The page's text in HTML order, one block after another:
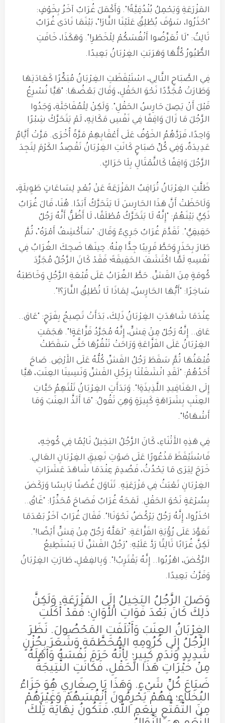
المَزْرَعَةِ وَيَحْمِلُ بُنْدُقِيَّةً!". وَأَكْمَلَ غُرَابٌ آخَرُ بِخَوْفٍ:
"احْذَرُوا، سَوْفَ يُطْلِقُ عَلَيْنَا النَّارَ!"، بَيْنَمَا نَادَى غُرَابٌ
ثَالِثٌ: "لَا تُعَرِّضُوا أَنْفُسَكُمْ لِلْخَطَرِ!". وَهَكَذَا، خَافَتِ
الطُّيُورُ كُلُّهَا وَهَرَبَتِ الغِرْبَانُ بَعِيدًا.
فِي الصَّبَاحِ التَّالِي، اسْتَيْقَظَتِ الغِرْبَانُ مُبَكِّرًا كَعَادَتِهَا
وَطَارَتْ مُجَدَّدًا نَحْوَ الحَقْلِ، وَقَالَ بَعْضُهَا: "هَيَّا نُسْرِعُ
قَبْلَ أَنْ يَصِلَ حَارِسُ الحَقْلِ". وَلَكِنْ لِلْمُفَاجَئَةِ، وَجَدُوا
الرَّجُلَ مَا زَالَ وَاقِفًا فِي نَفْسِ مَكَانِهِ، لَمْ يَتَحَرَّكْ شِبْرًا
وَاحِدًا، فَرَدَّهُمُ الخَوْفُ عَلَى أَعْقَابِهِمْ مَرَّةً أُخْرَى. مَرَّتْ أَيَّامٌ
عَدِيدَةٌ، وَفِي كُلِّ صَبَاحٍ كَانَتِ الغِرْبَانُ تَقْصِدُ الكَرْمَ لِتَجِدَ
الرَّجُلَ وَاقِفًا كَالتَّمْثَالِ بِلَا حَرَاكٍ.
ظَلَّتِ الغِرْبَانُ تُرَاقِبُ المَزْرَعَةَ عَنْ بُعْدٍ لِسَاعَاتٍ طَوِيلَةٍ،
وَلَاحَظَتْ أَنَّ هَذَا الحَارِسَ لَا يَتَحَرَّكُ أَبَدًا. هُنَا، قَالَ غُرَابٌ
ذَكِيٌّ بَيْنَهُمْ: "إِنَّهُ لَا يَتَحَرَّكُ مُطْلَقًا، لَا أَظُنُّ أَنَّهُ رَجُلٌ
حَقِيقِيٌّ". تَقَدَّمَ غُرَابٌ جَرِيءٌ وَقَالَ: "سَأَكْشِفُ أَمْرَهُ"، ثُمَّ
طَارَ بِحَذَرٍ وَحَطَّ قَرِيبًا جِدًّا مِنْهُ. حِينَهَا ضَحِكَ الغُرَابُ فِي
نَفْسِهِ لَمَّا اكْتَشَفَ الحَقِيقَةَ؛ فَقَدْ كَانَ الرَّجُلُ مُجَرَّدَ
كُومَةٍ مِنَ القَشِّ. حَطَّ الغُرَابُ عَلَى قُبْعَةِ الرَّجُلِ وَخَاطَبَهُ
سَاخِرًا: "أَيُّهَا الحَارِسُ، لِمَاذَا لَا تُطْلِقُ النَّارَ؟!".
عِنْدَمَا شَاهَدَتِ الغِرْبَانُ ذَلِكَ، بَدَأَتْ تَصِيحُ بِفَرَحٍ: "عَاق..
عَاق.. إِنَّهُ رَجُلٌ مِنْ قِشٍّ، إِنَّهُ مُجَرَّدُ فَزَّاعَةٍ!". هَجَمَتِ
الغِرْبَانُ عَلَى الفَزَّاعَةِ وَرَاحَتْ تَنْقُرُهَا حَتَّى سَقَطَتْ
قُبْعَتُهَا ثُمَّ سَقَطَ رَجُلُ القَشِّ كُلُّهُ عَلَى الأَرْضِ. صَاحَ
أَحَدُهُمْ: "لَقَدِ انْشَغَلْنَا بِرَجُلِ القَشِّ وَنَسِينَا العِنَبَ، هَيَّا
إِلَى العَنَاقِيدِ اللَّذِيذَةِ!". وَبَدَأَتِ الغِرْبَانُ تَلْتَهِمُ حَبَّاتِ
العِنَبِ بِشَرَاهَةٍ كَبِيرَةٍ وَهِيَ تَقُولُ: "مَا أَلَذَّ العِنَبَ وَمَا
أَشْهَاهُ!".
فِي هَذِهِ الأَثْنَاءِ، كَانَ الرَّجُلُ البَخِيلُ نَائِمًا فِي كُوخِهِ،
فَاسْتَيْقَظَ مَذْعُورًا عَلَى صَوْتِ نَعِيقِ الغِرْبَانِ العَالِي.
خَرَجَ لِيَرَى مَا يَحْدُثُ، فَصُدِمَ عِنْدَمَا شَاهَدَ عَشَرَاتِ
الغِرْبَانِ تَعْبَثُ فِي مَزْرَعَتِهِ. تَنَاوَلَ غُصْنًا يَابِسًا وَرَكَضَ
بِسُرْعَةٍ نَحْوَ الحَقْلِ. لَمَحَهُ غُرَابٌ فَصَاحَ مُحَذِّرًا: "غَاقْ..
احْذَرُوا، إِنَّهُ رَجُلٌ يَرْكُضُ نَحْوَنَا!". فَقَالَ غُرَابٌ آخَرُ بَعْدَمَا
تَعَوَّدَ عَلَى رُؤْيَةِ الفَزَّاعَةِ: "لَعَلَّهُ رَجُلٌ مِنْ قِشٍّ أَيْضًا!".
لَكِنَّ غُرَابًا ثَالِثًا رَدَّ عَلَيْهِ: "رَجُلُ القَشِّ لَا يَسْتَطِيعُ
الرَّكْضَ، اهْرُبُوا.. إِنَّهُ يَقْتَرِبُ!". وَبِالفِعْلِ، طَارَتِ الغِرْبَانُ
وَفَرَّتْ بَعِيدًا.
وَصَلَ الرَّجُلُ البَخِيلُ إِلَى المَزْرَعَةِ، وَلَكِنَّ
ذَلِكَ كَانَ بَعْدَ فَوَاتِ الأَوَانِ؛ فَقَدْ أَكَلَتِ
الغِرْبَانُ العِنَبَ وَأَتْلَفَتِ المَحْصُولَ. نَظَرَ
الرَّجُلُ إِلَى كُرُومِهِ المُحَطَّمَةِ وَشَعَرَ بِحُزْنٍ
شَدِيدٍ وَنَدَمٍ كَبِيرٍ؛ لِأَنَّهُ حَرَمَ نَفْسَهُ وَأَهْلَهُ
مِنْ خَيْرَاتِ هَذَا الحَقْلِ، فَكَانَتِ النَّتِيجَةُ
ضَيَاعَ كُلِّ شَيْءٍ. وَهَذَا يَا صِغَارِي هُوَ جَزَاءُ
البُخَلَاءِ؛فَهُمْ يَحْرِمُونَ أَنْفُسَهُمْ وَغَيْرَهُمْ
مِنَ التَّمَتُّعِ بِنِعَمِ اللهِ، فَتَكُونُ نِهَايَةُ تِلْكَ